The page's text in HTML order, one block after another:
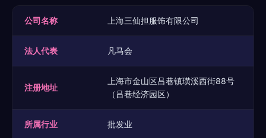
公司名称 上海三仙担服饰有限公司
法人代表 凡马会
注册地址
上海市金山区吕巷镇璜溪西街88号
（吕巷经济园区）
所属行业 批发业